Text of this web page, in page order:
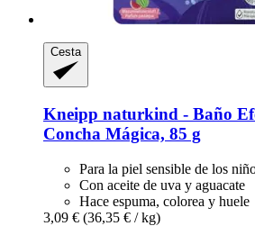
Cesta
Kneipp naturkind -​ Baño
Concha Mágica, 85 g
Para la piel sensible de los
Con aceite de uva y aguacate
Hace espuma, colorea y huele
3,09 € (36,35 € / kg)